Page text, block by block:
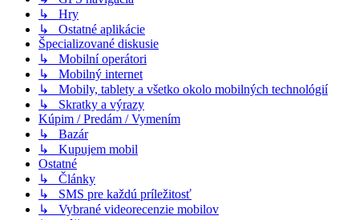
↳ Hry
↳ Ostatné aplikácie
Špecializované diskusie
↳ Mobilní operátori
↳ Mobilný internet
↳ Mobily, tablety a všetko okolo mobilných technológií
↳ Skratky a výrazy
Kúpim / Predám / Vymením
↳ Bazár
↳ Kupujem mobil
Ostatné
↳ Články
↳ SMS pre každú príležitosť
↳ Vybrané videorecenzie mobilov